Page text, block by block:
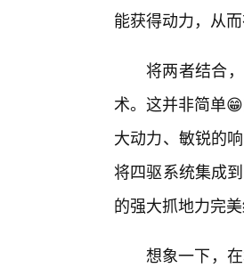
能获得动力，从
将两者结合
术。这并非简单
大动力、敏锐的
将四驱系统集成
的强大抓地力完
想象一下，